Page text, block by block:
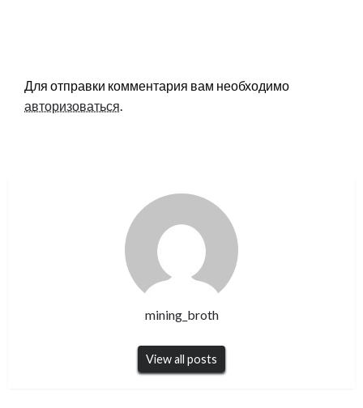
Для отправки комментария вам необходимо
авторизоваться.
mining_broth
View all posts